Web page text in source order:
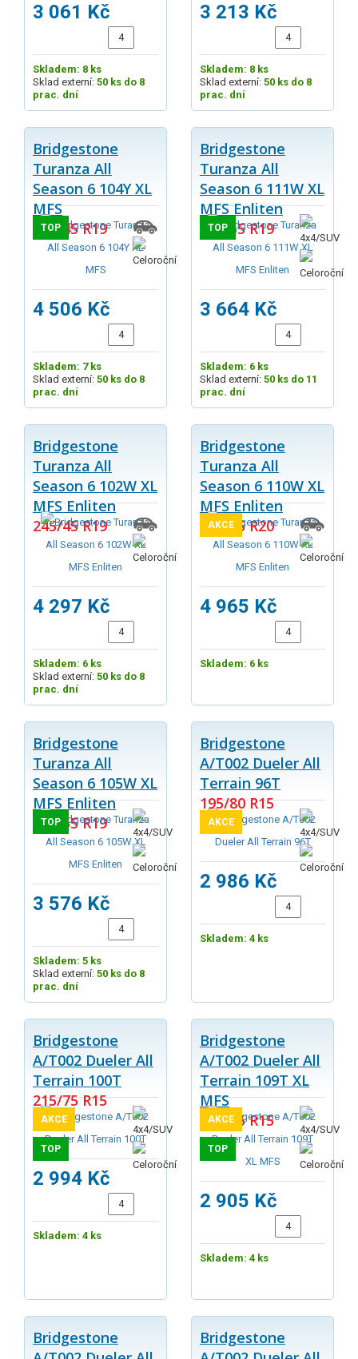
3 061 Kč
Skladem: 8 ks
Sklad externí: 50 ks do 8
prac. dní
3 213 Kč
Skladem: 8 ks
Sklad externí: 50 ks do 8
prac. dní
Bridgestone
Turanza All
Season 6 104Y XL
MFS
255/45 R19
TOP
4 506 Kč
Skladem: 7 ks
Sklad externí: 50 ks do 8
prac. dní
Bridgestone
Turanza All
Season 6 111W XL
MFS Enliten
255/55 R19
TOP
3 664 Kč
Skladem: 6 ks
Sklad externí: 50 ks do 11
prac. dní
Bridgestone
Turanza All
Season 6 102W XL
MFS Enliten
245/45 R19
4 297 Kč
Skladem: 6 ks
Sklad externí: 50 ks do 8
prac. dní
Bridgestone
Turanza All
Season 6 110W XL
MFS Enliten
275/45 R20
AKCE
4 965 Kč
Skladem: 6 ks
Bridgestone
Turanza All
Season 6 105W XL
MFS Enliten
235/55 R19
TOP
3 576 Kč
Skladem: 5 ks
Sklad externí: 50 ks do 8
prac. dní
Bridgestone
A/T002 Dueler All
Terrain 96T
195/80 R15
AKCE
2 986 Kč
Skladem: 4 ks
Bridgestone
A/T002 Dueler All
Terrain 100T
215/75 R15
AKCE
TOP
2 994 Kč
Skladem: 4 ks
Bridgestone
A/T002 Dueler All
Terrain 109T XL
MFS
235/75 R15
AKCE
TOP
2 905 Kč
Skladem: 4 ks
Bridgestone
Bridgestone